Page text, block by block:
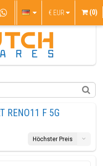
€ EUR (0)
RENO11 F 5G
Höchster Preis